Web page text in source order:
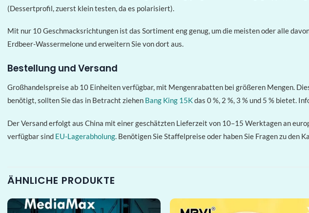
(Dessertprofil, zuerst klein testen, da es polarisiert).
Mit nur 10 Geschmacksrichtungen ist das Sortiment eng genug, um die meisten oder alle
Erdbeer-Wassermelone und erweitern Sie von dort aus.
Bestellung und Versand
Großhandelspreise ab 10 Einheiten verfügbar, mit Mengenrabatten bei größeren Mengen.
benötigt, sollten Sie das in Betracht ziehen Bang King 15Kdas 0 %, 2 %, 3 % und 5 % bietet.
Der Versand erfolgt aus China mit einer geschätzten Lieferzeit von 10–15 Werktagen an
verfügbar sind EU-Lagerabholung . Benötigen Sie Staffelpreise oder haben Sie Fragen zu den
ÄHNLICHE PRODUKTE